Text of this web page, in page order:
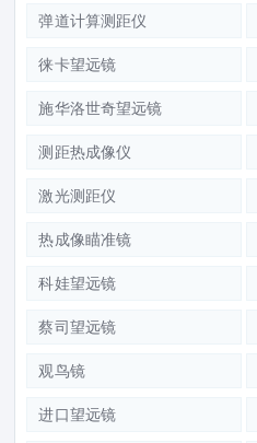
弹道计算测距仪
徕卡望远镜
施华洛世奇望远镜
测距热成像仪
激光测距仪
热成像瞄准镜
科娃望远镜
蔡司望远镜
观鸟镜
进口望远镜